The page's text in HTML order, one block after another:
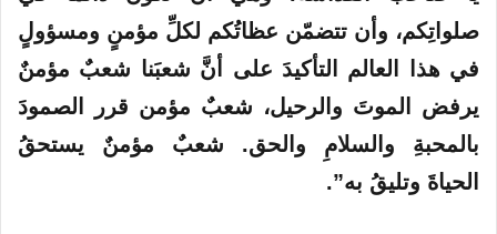
صلواتِكم، وأن تتضمّن عظاتُكم لكلِّ مؤمنٍ ومسؤولٍ
في هذا العالم التأكيدَ على أنَّ شعبَنا شعبٌ مؤمنٌ
يرفض الموتَ والرحيل، شعبٌ مؤمن قرر الصمودَ
بالمحبةِ والسلامِ والحق. شعبٌ مؤمنٌ يستحقُ
الحياةَ وتليقُ به”.